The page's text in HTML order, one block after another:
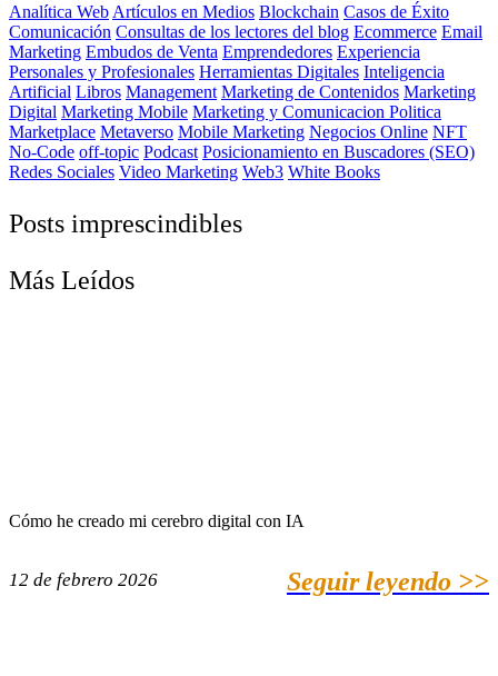
Analítica Web Artículos en Medios Blockchain Casos de Éxito
Comunicación Consultas de los lectores del blog Ecommerce Email
Marketing Embudos de Venta Emprendedores Experiencia
Personales y Profesionales Herramientas Digitales Inteligencia
Artificial Libros Management Marketing de Contenidos Marketing
Digital Marketing Mobile Marketing y Comunicacion Politica
Marketplace Metaverso Mobile Marketing Negocios Online NFT
No-Code off-topic Podcast Posicionamiento en Buscadores (SEO)
Redes Sociales Video Marketing Web3 White Books
Posts imprescindibles
Más Leídos
Cómo he creado mi cerebro digital con IA
12 de febrero 2026 Seguir leyendo >>